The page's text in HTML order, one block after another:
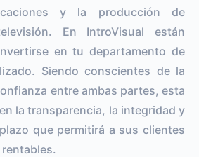
y la producción de
En IntroVisual están
en tu departamento de
Siendo conscientes de la
entre ambas partes, esta
la transparencia, la integridad y
que permitirá a sus clientes